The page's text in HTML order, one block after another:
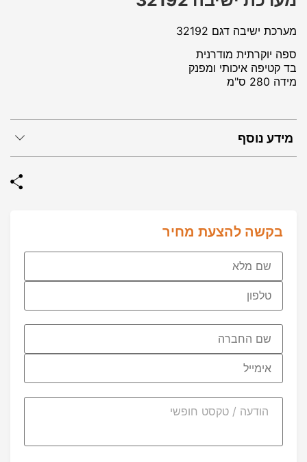
מידע נוסף
מערכת ישיבה דגם 32192
ספה יוקרתית מודרנית
בד קטיפה איכותי ומפנק
מידה 280 ס"מ
בקשה להצעת מחיר